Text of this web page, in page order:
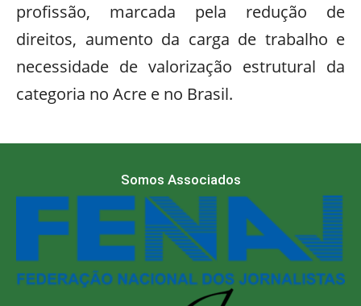
profissão, marcada pela redução de
direitos, aumento da carga de trabalho e
necessidade de valorização estrutural da
categoria no Acre e no Brasil.
Somos Associados